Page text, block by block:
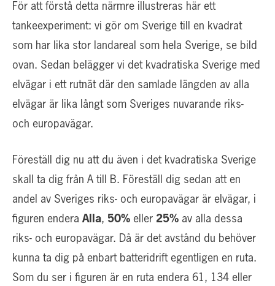
För att förstå detta närmre illustreras här ett
tankeexperiment: vi gör om Sverige till en kvadrat
som har lika stor landareal som hela Sverige, se bild
ovan. Sedan belägger vi det kvadratiska Sverige med
elvägar i ett rutnät där den samlade längden av alla
elvägar är lika långt som Sveriges nuvarande riks-
och europavägar.
Föreställ dig nu att du även i det kvadratiska Sverige
skall ta dig från A till B. Föreställ dig sedan att en
andel av Sveriges riks- och europavägar är elvägar, i
figuren endera Alla, 50% eller 25% av alla dessa
riks- och europavägar. Då är det avstånd du behöver
kunna ta dig på enbart batteridrift egentligen en ruta.
Som du ser i figuren är en ruta endera 61, 134 eller